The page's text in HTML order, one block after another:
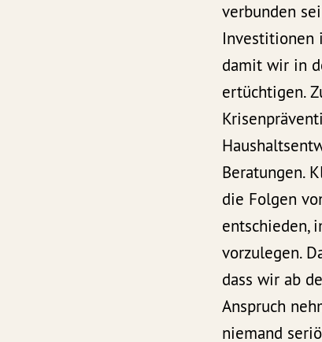
verbunden
Investitionen
damit wir in
ertüchtigen.
Beratungen.
die Folgen
entschieden,
vorzulegen.
dass wir ab
Anspruch
niemand